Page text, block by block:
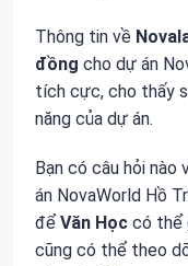
Thông tin về
đồng cho dự án
tích cực, cho thấy
năng của dự án.
Bạn có câu hỏi nào
án NovaWorld Hồ
để Văn Học có thể
cũng có thể theo